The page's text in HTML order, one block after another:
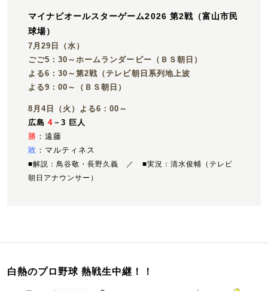
マイナビオールスターゲーム2026 第2戦（富山市民
球場）
7月29日（水）
ごご5：30～ホームランダービー（ＢＳ朝日）
よる6：30～第2戦（テレビ朝日系列地上波
よる9：00～（ＢＳ朝日）
8月4日（火）よる6：00～
広島4 －3 巨人
勝 ：遠藤
敗 ：マルティネス
■解説：鳥谷敬・長野久義 ／ ■実況：清水俊輔（テレビ
朝日アナウンサー）
白熱のプロ野球 熱戦生中継！！